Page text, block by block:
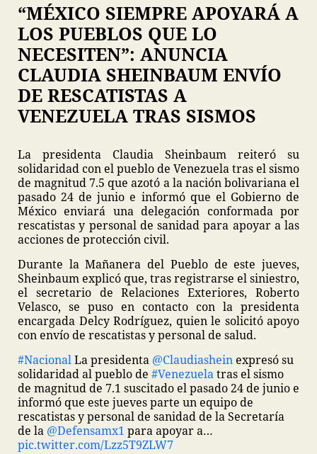
“MÉXICO SIEMPRE APOYARÁ A
LOS PUEBLOS QUE LO
NECESITEN”: ANUNCIA
CLAUDIA SHEINBAUM ENVÍO
DE RESCATISTAS A
VENEZUELA TRAS SISMOS
La presidenta Claudia Sheinbaum reiteró su
solidaridad con el pueblo de Venezuela tras el sismo
de magnitud 7.5 que azotó a la nación bolivariana el
pasado 24 de junio e informó que el Gobierno de
México enviará una delegación conformada por
rescatistas y personal de sanidad para apoyar a las
acciones de protección civil.
Durante la Mañanera del Pueblo de este jueves,
Sheinbaum explicó que, tras registrarse el siniestro,
el secretario de Relaciones Exteriores, Roberto
Velasco, se puso en contacto con la presidenta
encargada Delcy Rodríguez, quien le solicitó apoyo
con envío de rescatistas y personal de salud.
#NacionalLa presidenta @Claudiashein expresó su
solidaridad al pueblo de #Venezuelatras el sismo
de magnitud de 7.1 suscitado el pasado 24 de junio e
informó que este jueves parte un equipo de
rescatistas y personal de sanidad de la Secretaría
de la @Defensamx1 para apoyar a…
pic.twitter.com/Lzz5T9ZLW7